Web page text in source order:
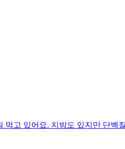
고 있어요. 지방도 있지만 단백